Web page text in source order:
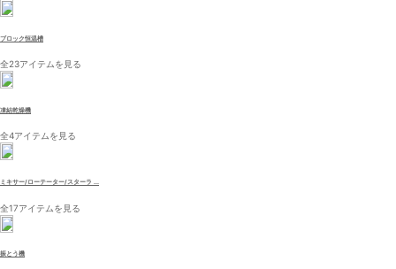
ブロック恒温槽
全23アイテムを見る
凍結乾燥機
全4アイテムを見る
ミキサー/ローテーター/スターラ ...
全17アイテムを見る
振とう機